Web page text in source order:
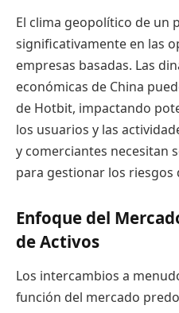
El clima geopolítico de un
significativamente en las
empresas basadas. Las
económicas de China
de Hotbit, impactando
los usuarios y las
y comerciantes necesitan
para gestionar los riesgos
Enfoque del
de Activos
Los intercambios a
función del mercado